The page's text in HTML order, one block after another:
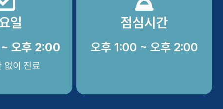
일
오후 2:00
없이 진료
점심시간
오후 1:00 ~ 오후 2:00